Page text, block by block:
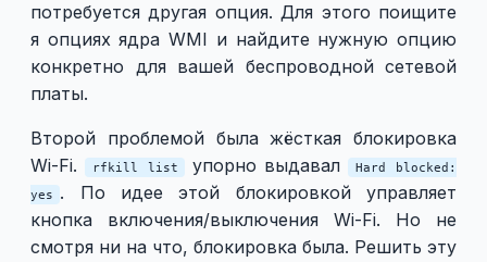
потребуется другая опция. Для этого поищите
я опциях ядра WMI и найдите нужную опцию
конкретно для вашей беспроводной сетевой
платы.
Второй проблемой была жёсткая блокировка
Wi-Fi.
rfkill list упорно выдавал Hard blocked:
yes . По идее этой блокировкой управляет
кнопка включения/выключения Wi-Fi. Но не
смотря ни на что, блокировка была. Решить эту